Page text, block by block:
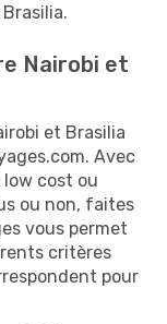
Nairobi et
et Brasilia
Avec
low cost ou
ou non, faites
vous permet
critères
pour